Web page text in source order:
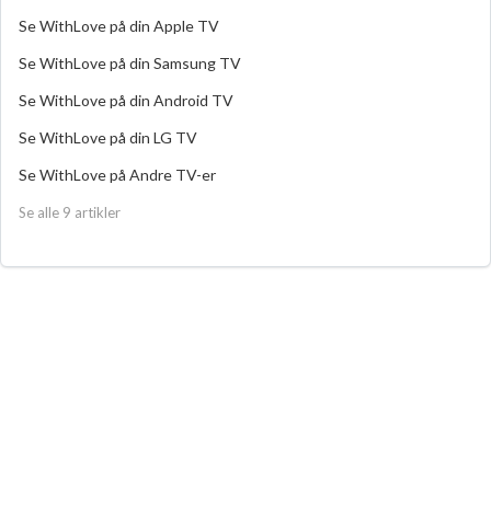
Se WithLove på din Apple TV
Se WithLove på din Samsung TV
Se WithLove på din Android TV
Se WithLove på din LG TV
Se WithLove på Andre TV-er
Se alle 9 artikler